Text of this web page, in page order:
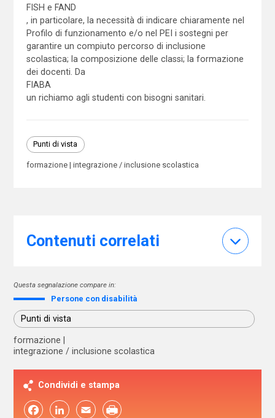
FISH e FAND
, in particolare, la necessità di indicare chiaramente nel
Profilo di funzionamento e/o nel PEI i sostegni per
garantire un compiuto percorso di inclusione
scolastica; la composizione delle classi; la formazione
dei docenti. Da
FIABA
un richiamo agli studenti con bisogni sanitari.
Punti di vista
formazione integrazione / inclusione scolastica
Contenuti correlati
Questa segnalazione compare in:
Persone con disabilità
Punti di vista
formazione
integrazione / inclusione scolastica
Condividi e stampa
FacebookLinkedIn Email